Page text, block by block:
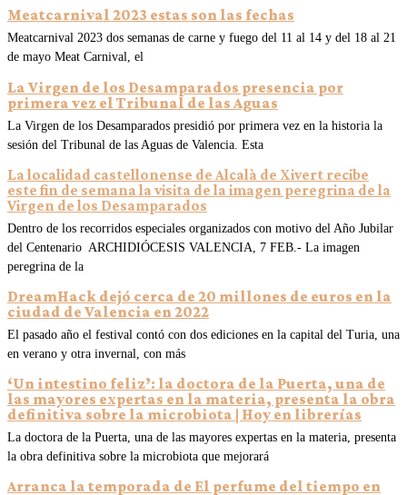
Meatcarnival 2023 estas son las fechas
Meatcarnival 2023 dos semanas de carne y fuego del 11 al 14 y del 18 al 21
de mayo Meat Carnival, el
La Virgen de los Desamparados presencia por
primera vez el Tribunal de las Aguas
La Virgen de los Desamparados presidió por primera vez en la historia la
sesión del Tribunal de las Aguas de Valencia. Esta
La localidad castellonense de Alcalà de Xivert recibe
este fin de semana la visita de la imagen peregrina de la
Virgen de los Desamparados
Dentro de los recorridos especiales organizados con motivo del Año Jubilar
del Centenario ARCHIDIÓCESIS VALENCIA, 7 FEB.- La imagen
peregrina de la
DreamHack dejó cerca de 20 millones de euros en la
ciudad de Valencia en 2022
El pasado año el festival contó con dos ediciones en la capital del Turia, una
en verano y otra invernal, con más
‘Un intestino feliz’: la doctora de la Puerta, una de
las mayores expertas en la materia, presenta la obra
definitiva sobre la microbiota | Hoy en librerías
La doctora de la Puerta, una de las mayores expertas en la materia, presenta
la obra definitiva sobre la microbiota que mejorará
Arranca la temporada de El perfume del tiempo en